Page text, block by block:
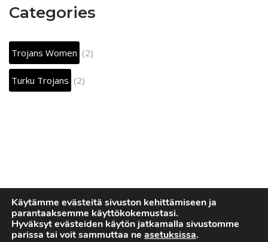
Categories
Trojans Women (2)
Turku Trojans (2)
Käytämme evästeitä sivuston kehittämiseen ja
parantaaksemme käyttökokemustasi.
Hyväksyt evästeiden käytön jatkamalla sivustomme
parissa tai voit sammuttaa ne asetuksissa.